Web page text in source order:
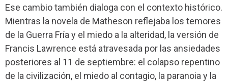
Ese cambio también dialoga con el contexto histórico.
Mientras la novela de Matheson reflejaba los temores
de la Guerra Fría y el miedo a la alteridad, la versión de
Francis Lawrence está atravesada por las ansiedades
posteriores al 11 de septiembre: el colapso repentino
de la civilización, el miedo al contagio, la paranoia y la